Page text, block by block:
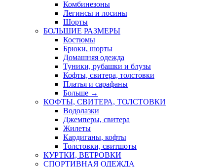
Комбинезоны
Легинсы и лосины
Шорты
БОЛЬШИЕ РАЗМЕРЫ
Костюмы
Брюки, шорты
Домашняя одежда
Туники, рубашки и блузы
Кофты, свитера, толстовки
Платья и сарафаны
Больше →
КОФТЫ, СВИТЕРА, ТОЛСТОВКИ
Водолазки
Джемперы, свитера
Жилеты
Кардиганы, кофты
Толстовки, свитшоты
КУРТКИ, ВЕТРОВКИ
СПОРТИВНАЯ ОДЕЖДА